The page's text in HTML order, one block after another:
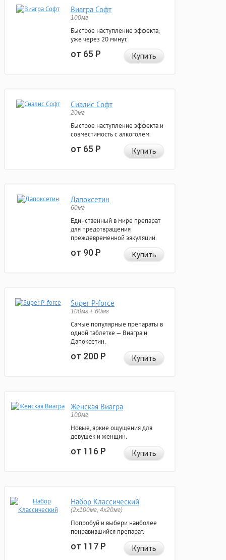
Виагра Софт
100мг
Быстрое наступление эффекта,
уже через 20 минут.
от 65Р Купить
Сиалис Софт
20мг
Быстрое наступление эффекта и
совместимость с алкоголем.
от 65Р Купить
Дапоксетин
60мг
Единственный в мире препарат
для предотвращения
преждевременной эякуляции.
от 90Р Купить
Super P-force
100мг + 60мг
Самые популярные препараты в
одной таблетке — Виагра и
Дапоксетин.
от 200Р Купить
Женская Виагра
100мг
Новые, яркие ощущения для
девушек и женщин.
от 116Р Купить
Набор Классический
(2x100мг, 4x20мг)
Попробуй и выбери наиболее
понравившийся препарат.
от 117Р Купить